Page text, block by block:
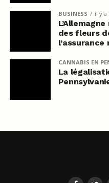
BUSINESS il y a
des fleurs
CANNABIS EN
La